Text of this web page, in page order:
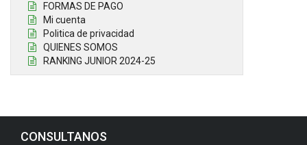
FORMAS DE PAGO
Mi cuenta
Politica de privacidad
QUIENES SOMOS
RANKING JUNIOR 2024-25
CONSULTANOS